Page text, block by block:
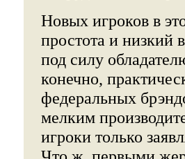
Новых игроков в
простота и низкий
под силу
конечно,
федеральных
мелким
игроки только